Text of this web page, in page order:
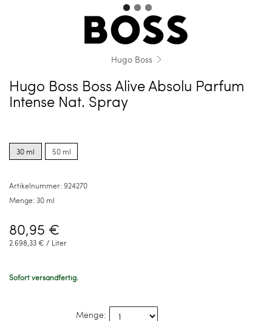
Hugo Boss
Hugo Boss Boss Alive Absolu Parfum
Intense Nat. Spray
options
for30 ml
options
for50 ml
Artikelnummer: 924270
Menge: 30 ml
80,95 €
2.698,33 € / Liter
Sofort versandfertig.
Menge: